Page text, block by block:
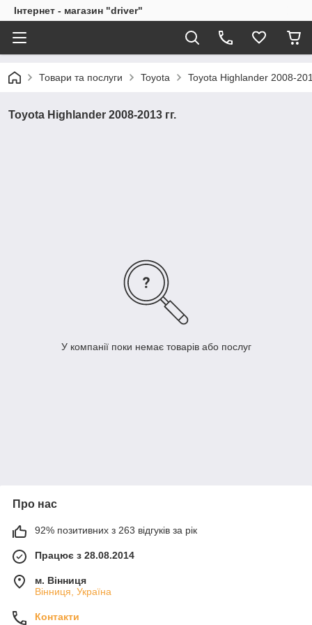
Інтернет - магазин "driver"
Товари та послуги Toyota Toyota Highlander 2008-
Toyota Highlander 2008-2013 гг.
У компанії поки немає товарів або послуг
Про нас
92% позитивних з 263 відгуків за рік
Працює з 28.08.2014
м. Вінниця
Вінниця, Україна
Контакти